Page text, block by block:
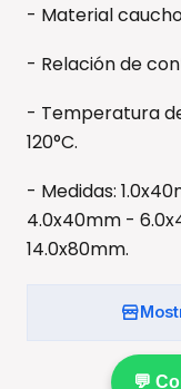
- Material
- Relación de
- Temperatura
120°C.
- Medidas:
4.0x40mm -
14.0x80mm.
💬